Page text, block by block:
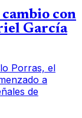
cambio con
García
Porras, el
a
de